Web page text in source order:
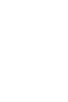
Thành, khi đến
từng giúp đỡ An
tiền hiền đã
các sản vật
cho bạn một